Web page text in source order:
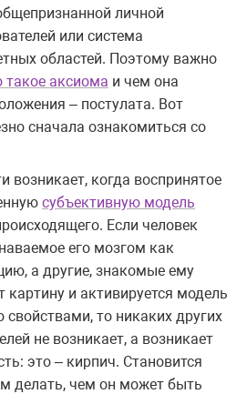
личной
или система
областей. Поэтому важно
такое аксиома и чем она
– постулата. Вот
сначала ознакомиться со
возникает, когда воспринятое
субъективную модель
Если человек
его мозгом как
а другие, знакомые ему
картину и активируется модель
свойствами, то никаких других
не возникает, а возникает
это – кирпич. Становится
делать, чем он может быть